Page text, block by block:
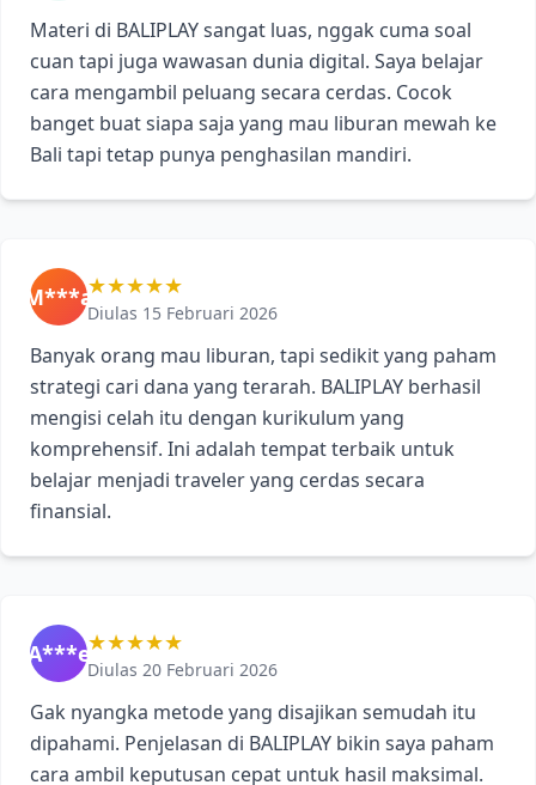
Materi di BALIPLAY sangat luas, nggak cuma soal
cuan tapi juga wawasan dunia digital. Saya belajar
cara mengambil peluang secara cerdas. Cocok
banget buat siapa saja yang mau liburan mewah ke
Bali tapi tetap punya penghasilan mandiri.
M***a★★★★★
Diulas 15 Februari 2026
Banyak orang mau liburan, tapi sedikit yang paham
strategi cari dana yang terarah. BALIPLAY berhasil
mengisi celah itu dengan kurikulum yang
komprehensif. Ini adalah tempat terbaik untuk
belajar menjadi traveler yang cerdas secara
finansial.
A***e★★★★★
Diulas 20 Februari 2026
Gak nyangka metode yang disajikan semudah itu
dipahami. Penjelasan di BALIPLAY bikin saya paham
cara ambil keputusan cepat untuk hasil maksimal.